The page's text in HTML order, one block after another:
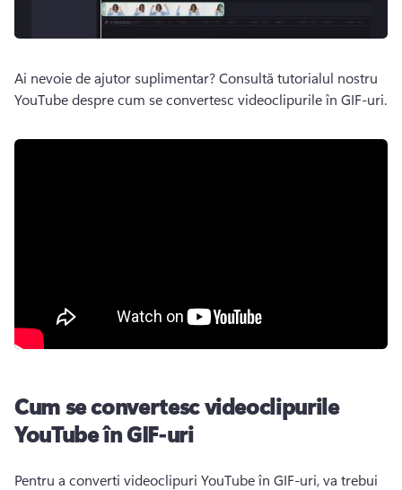
Ai nevoie de ajutor suplimentar? Consultă tutorialul nostru
Cum se convertesc videoclipurile
YouTube în GIF-uri
Pentru a converti videoclipuri YouTube în GIF-uri, va trebui